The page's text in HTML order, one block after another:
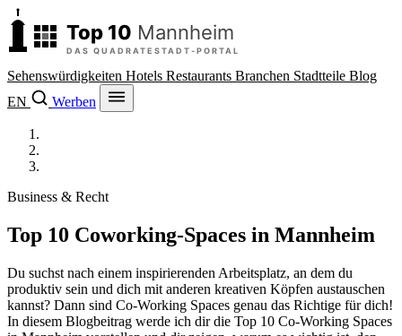
Sehenswürdigkeiten Hotels Restaurants Branchen Stadtteile Blog
EN
Werben
Business & Recht
Top 10 Coworking-Spaces in Mannheim
Du suchst nach einem inspirierenden Arbeitsplatz, an dem du
produktiv sein und dich mit anderen kreativen Köpfen austauschen
kannst? Dann sind Co-Working Spaces genau das Richtige für dich!
In diesem Blogbeitrag werde ich dir die Top 10 Co-Working Spaces